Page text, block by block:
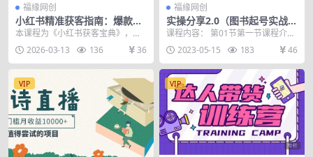
福缘网创
小红书精准获客指南：爆款查
找、数据优化、私信引流、官
本课程为《小红书获客宝典》，聚
焦小红书精准获客与账号运营全流
程，适合想通过小红书...
2026-03-13 136 36
福缘网创
实操分享2.0（图书起号实战
课），手把手教你如何从0-1
课程内容： 第01节第一节课程介绍.
mp4 第02节第二节涨粉丝.mp4 第0
3... 2023-05-15 183 46
VIP VIP